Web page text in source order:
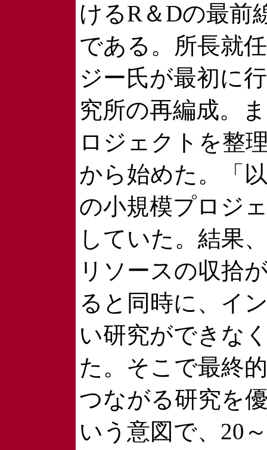
けるR＆Dの最前
である。所長就
ジー氏が最初に
究所の再編成。
ロジェクトを整
から始めた。「
の小規模プロジ
していた。結果
リソースの収拾
ると同時に、イ
い研究ができな
た。そこで最終
つながる研究を
いう意図で、20